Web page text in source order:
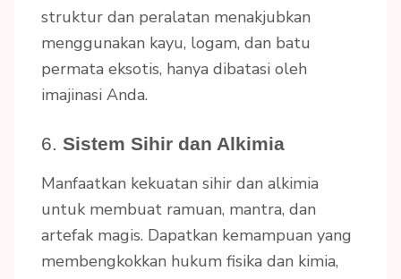
struktur dan peralatan menakjubkan
menggunakan kayu, logam, dan batu
permata eksotis, hanya dibatasi oleh
imajinasi Anda.
6. Sistem Sihir dan Alkimia
Manfaatkan kekuatan sihir dan alkimia
untuk membuat ramuan, mantra, dan
artefak magis. Dapatkan kemampuan yang
membengkokkan hukum fisika dan kimia,